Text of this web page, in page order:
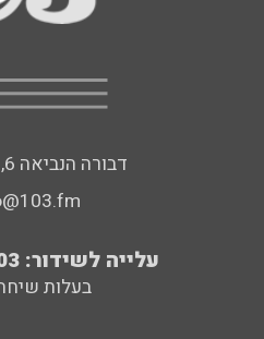
דבורה הנביאה 6, רמת השרון
עלייה לשידור: 0552-103-103
בעלות